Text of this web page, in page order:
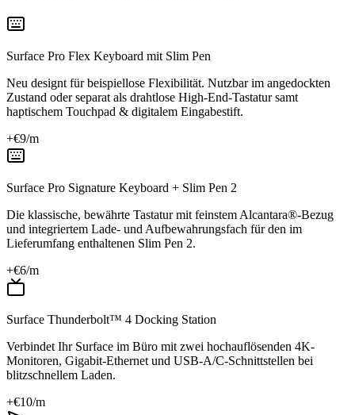
Surface Pro Flex Keyboard mit Slim Pen
Neu designt für beispiellose Flexibilität. Nutzbar im angedockten
Zustand oder separat als drahtlose High-End-Tastatur samt
haptischem Touchpad & digitalem Eingabestift.
+€9/m
Surface Pro Signature Keyboard + Slim Pen 2
Die klassische, bewährte Tastatur mit feinstem Alcantara®-Bezug
und integriertem Lade- und Aufbewahrungsfach für den im
Lieferumfang enthaltenen Slim Pen 2.
+€6/m
Surface Thunderbolt™ 4 Docking Station
Verbindet Ihr Surface im Büro mit zwei hochauflösenden 4K-
Monitoren, Gigabit-Ethernet und USB-A/C-Schnittstellen bei
blitzschnellem Laden.
+€10/m